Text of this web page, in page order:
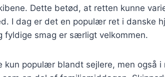
Dette betød, at retten kunne
I dag er det en populær ret i danske
fyldige smag er særligt velkommen.
kun populær blandt sejlere, men også